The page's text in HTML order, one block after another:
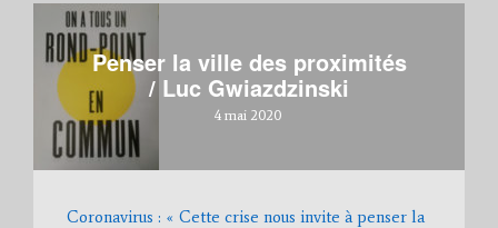
Penser la ville des proximités
/ Luc Gwiazdzinski
4 mai 2020
Coronavirus : « Cette crise nous invite à penser la